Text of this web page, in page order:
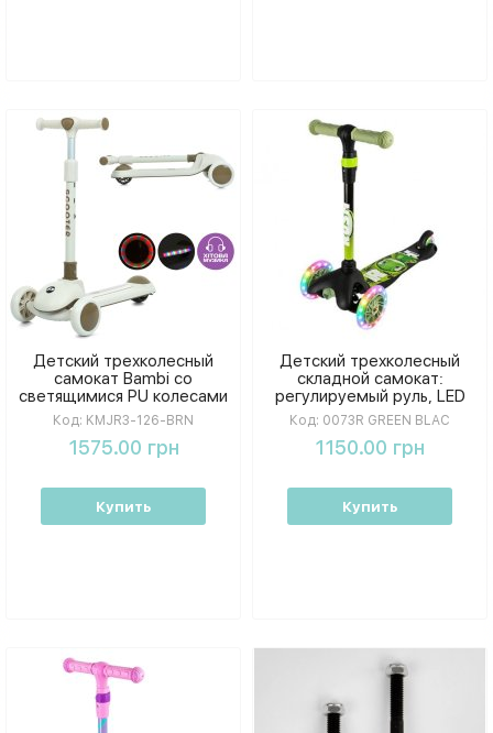
Детский трехколесный
самокат Bambi со
светящимися PU колесами
(120/90 мм) и
регулируемым рулем
Код: KMJR3-126-BRN
1575.00 грн
Купить
Детский трехколесный
складной самокат:
регулируемый руль, LED
светящиеся колеса, макс.
нагрузка до 50 кг
Код: 0073R GREEN BLAC
1150.00 грн
Купить